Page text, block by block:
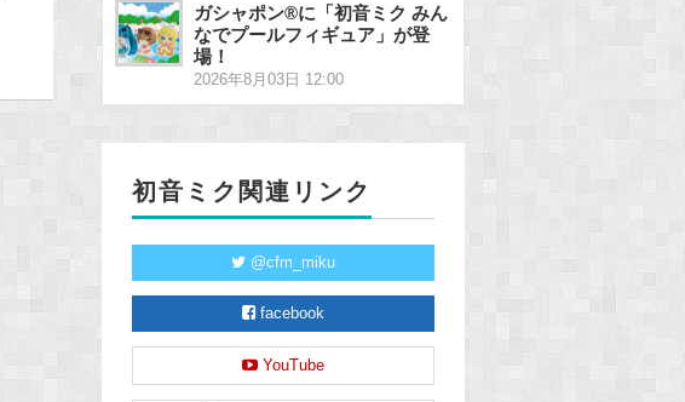
ガシャポン®に「初音ミク みん
なでプールフィギュア」が登
場！
2026年8月03日 12:00
初音ミク関連リンク
@cfm_miku
facebook
YouTube